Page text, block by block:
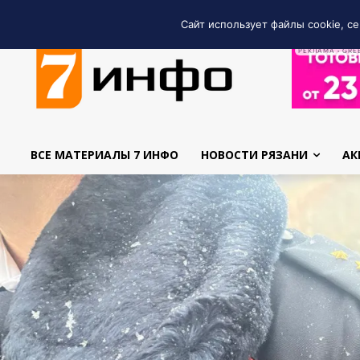
РЕКЛАМА •
ВСЕ МАТЕРИАЛЫ 7 ИНФО НОВОСТИ РЯЗАНИ
Сайт использует файлы cookie,